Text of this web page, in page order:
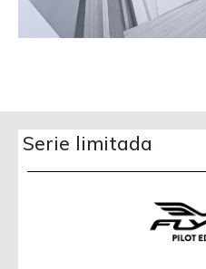
Serie limitada